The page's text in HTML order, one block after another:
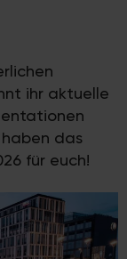
ihr aktuelle
das
für euch!